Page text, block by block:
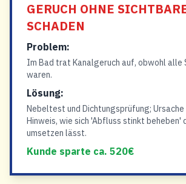
GERUCH OHNE
SCHADEN
Problem:
Im Bad trat Kanalgeruch auf, obwohl alle
waren.
Lösung:
Nebeltest und Dichtungsprüfung; Ursache
Hinweis, wie sich 'Abfluss stinkt beheben'
umsetzen lässt.
Kunde sparte ca. 520€